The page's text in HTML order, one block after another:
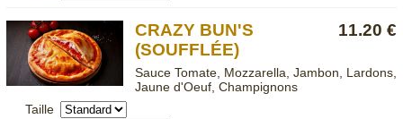
11.20 €
CRAZY BUN'S
(SOUFFLÉE)
Sauce Tomate, Mozzarella, Jambon, Lardons,
Jaune d'Oeuf, Champignons
Taille